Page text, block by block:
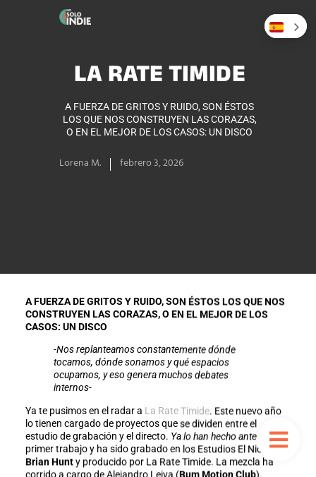
LA RATE TIMIDE
A FUERZA DE GRITOS Y RUIDO, SON ÉSTOS
LOS QUE NOS CONSTRUYEN LAS CORAZAS,
O EN EL MEJOR DE LOS CASOS: UN DISCO
Lorena M. febrero 3, 2026
A FUERZA DE GRITOS Y RUIDO, SON ÉSTOS LOS QUE NOS
CONSTRUYEN LAS CORAZAS, O EN EL MEJOR DE LOS
CASOS: UN DISCO
-Nos replanteamos constantemente dónde
tocamos, dónde sonamos y qué espacios
ocupamos, y eso genera muchos debates
internos-
Ya te pusimos en el radar a La Rate Timide. Este nuevo año
lo tienen cargado de proyectos que se dividen entre el
estudio de grabación y el directo. Ya lo han hecho antes
es su
primer trabajo y ha sido grabado en los Estudios El Nido con
Brian Hunty producido por La Rate Timide. La mezcla ha
corrido a cargo de Alejandro Leiva (Bum Motion Club).